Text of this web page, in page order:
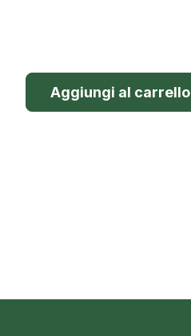
Aggiungi al carrello